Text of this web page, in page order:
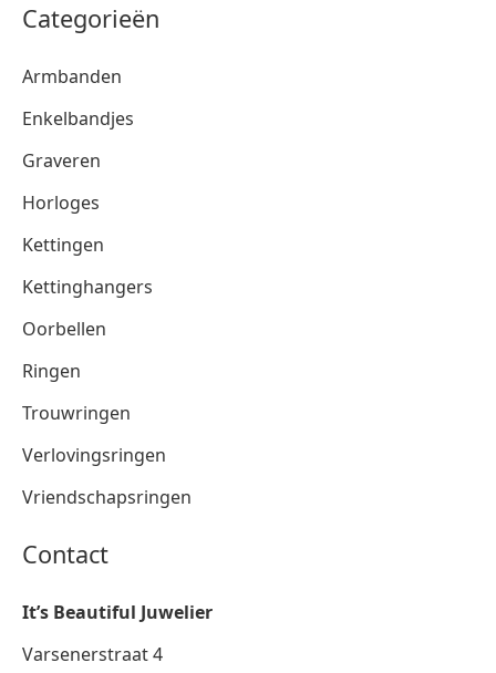
Categorieën
Armbanden
Enkelbandjes
Graveren
Horloges
Kettingen
Kettinghangers
Oorbellen
Ringen
Trouwringen
Verlovingsringen
Vriendschapsringen
Contact
It’s Beautiful Juwelier
Varsenerstraat 4